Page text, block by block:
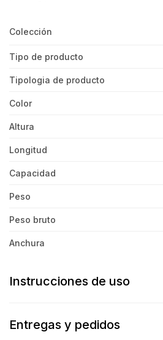
Colección
Tipo de producto
Tipologia de producto
Color
Altura
Longitud
Capacidad
Peso
Peso bruto
Anchura
Instrucciones de uso
Entregas y pedidos